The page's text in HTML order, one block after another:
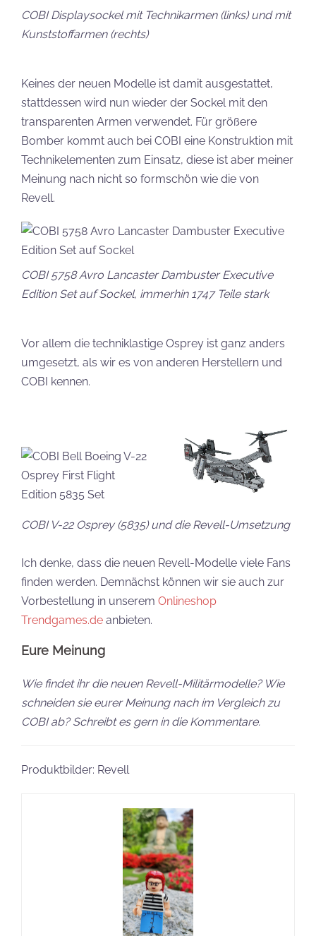
COBI Displaysockel mit Technikarmen (links) und mit
Kunststoffarmen (rechts)
Keines der neuen Modelle ist damit ausgestattet,
stattdessen wird nun wieder der Sockel mit den
transparenten Armen verwendet. Für größere
Bomber kommt auch bei COBI eine Konstruktion mit
Technikelementen zum Einsatz, diese ist aber meiner
Meinung nach nicht so formschön wie die von
Revell.
COBI 5758 Avro Lancaster Dambuster Executive
Edition Set auf Sockel, immerhin 1747 Teile stark
Vor allem die techniklastige Osprey ist ganz anders
umgesetzt, als wir es von anderen Herstellern und
COBI kennen.
COBI V-22 Osprey (5835) und die Revell-Umsetzung
Ich denke, dass die neuen Revell-Modelle viele Fans
finden werden. Demnächst können wir sie auch zur
Vorbestellung in unserem Onlineshop
Trendgames.de anbieten.
Eure Meinung
Wie findet ihr die neuen Revell-Militärmodelle? Wie
schneiden sie eurer Meinung nach im Vergleich zu
COBI ab? Schreibt es gern in die Kommentare.
Produktbilder: Revell